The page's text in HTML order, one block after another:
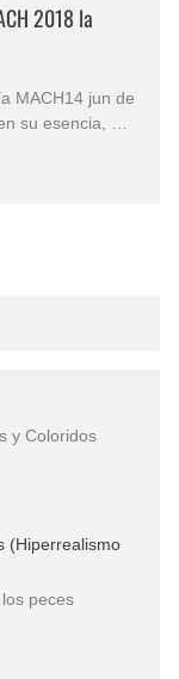
2018 la
MACH14 jun de
su esencia, es
organizado
y Coloridos
(Hiperrealismo
peces